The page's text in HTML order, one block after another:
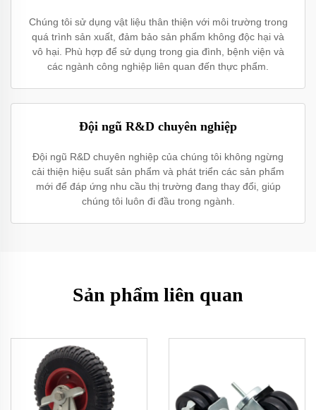
Chúng tôi sử dụng vật liệu thân thiện với môi trường trong
quá trình sản xuất, đảm bảo sản phẩm không độc hại và
vô hại. Phù hợp để sử dụng trong gia đình, bệnh viện và
các ngành công nghiệp liên quan đến thực phẩm.
Đội ngũ R&D chuyên nghiệp
Đội ngũ R&D chuyên nghiệp của chúng tôi không ngừng
cải thiện hiệu suất sản phẩm và phát triển các sản phẩm
mới để đáp ứng nhu cầu thị trường đang thay đổi, giúp
chúng tôi luôn đi đầu trong ngành.
Sản phẩm liên quan